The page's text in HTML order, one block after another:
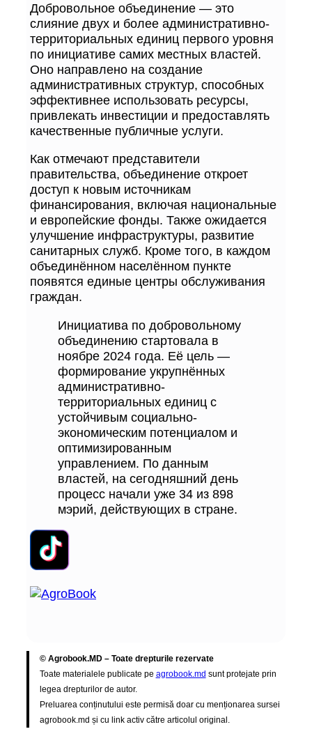
Добровольное объединение — это
слияние двух и более административно-
территориальных единиц первого уровня
по инициативе самих местных властей.
Оно направлено на создание
административных структур, способных
эффективнее использовать ресурсы,
привлекать инвестиции и предоставлять
качественные публичные услуги.
Как отмечают представители
правительства, объединение откроет
доступ к новым источникам
финансирования, включая национальные
и европейские фонды. Также ожидается
улучшение инфраструктуры, развитие
санитарных служб. Кроме того, в каждом
объединённом населённом пункте
появятся единые центры обслуживания
граждан.
Инициатива по добровольному
объединению стартовала в
ноябре 2024 года. Её цель —
формирование укрупнённых
административно-
территориальных единиц с
устойчивым социально-
экономическим потенциалом и
оптимизированным
управлением. По данным
властей, на сегодняшний день
процесс начали уже 34 из 898
мэрий, действующих в стране.
© Agrobook.MD – Toate drepturile rezervate
Toate materialele publicate pe agrobook.md sunt protejate prin
legea drepturilor de autor.
Preluarea conținutului este permisă doar cu menționarea sursei
agrobook.md și cu link activ către articolul original.